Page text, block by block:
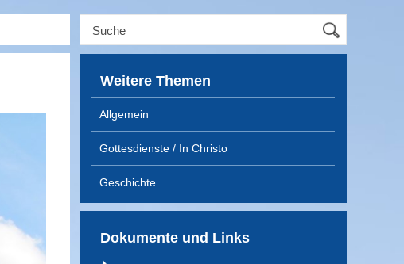
Weitere Themen
Allgemein
Gottesdienste / In Christo
Geschichte
Dokumente und Links